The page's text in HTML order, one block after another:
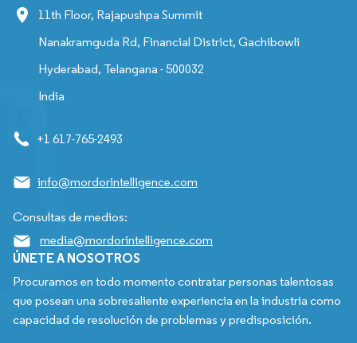
11th Floor, Rajapushpa Summit
Nanakramguda Rd, Financial District, Gachibowli
Hyderabad, Telangana - 500032
India
+1 617-765-2493
info@mordorintelligence.com
Consultas de medios:
media@mordorintelligence.com
ÚNETE A NOSOTROS
Procuramos en todo momento contratar personas talentosas
que posean una sobresaliente experiencia en la industria como
capacidad de resolución de problemas y predisposición.